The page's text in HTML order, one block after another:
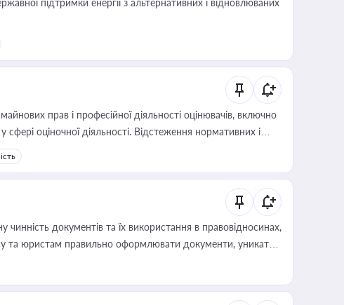
підтримки енергії з альтернативних і відновлюваних
прав і професійної діяльності оцінювачів, включно
оціночної діяльності. Відстеження нормативних і
юриста або бухгалтера під час оподаткування,
статусу суб'єктів оціночної діяльності
документів та їх використання в правовідносинах,
та юристам правильно оформлювати документи, уникати
влади та контрагентами